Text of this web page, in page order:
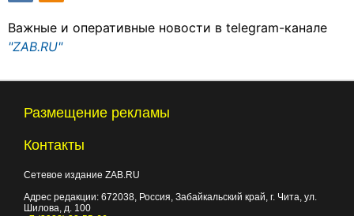
Важные и оперативные новости в telegram-канале
"ZAB.RU"
Размещение рекламы
Контакты
Сетевое издание ZAB.RU
Адрес редакции: 672038, Россия, Забайкальский край, г. Чита, ул.
Шилова, д. 100